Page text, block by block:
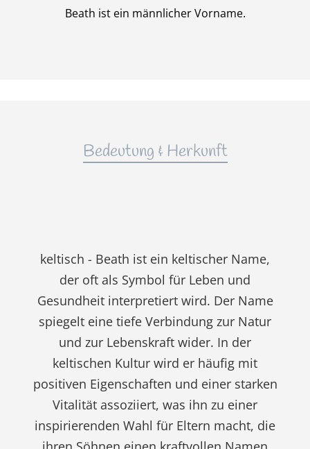
Beath ist ein männlicher Vorname.
Bedeutung & Herkunft
keltisch - Beath ist ein keltischer Name,
der oft als Symbol für Leben und
Gesundheit interpretiert wird. Der Name
spiegelt eine tiefe Verbindung zur Natur
und zur Lebenskraft wider. In der
keltischen Kultur wird er häufig mit
positiven Eigenschaften und einer starken
Vitalität assoziiert, was ihn zu einer
inspirierenden Wahl für Eltern macht, die